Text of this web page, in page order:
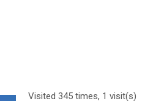
Visited 345 times, 1 visit(s)